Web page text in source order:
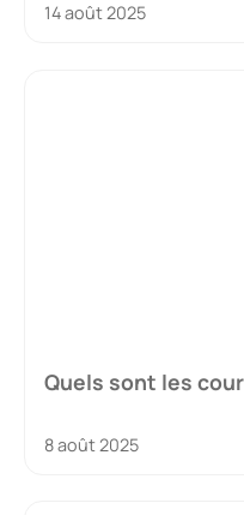
14 août 2025
Quels sont les
8 août 2025